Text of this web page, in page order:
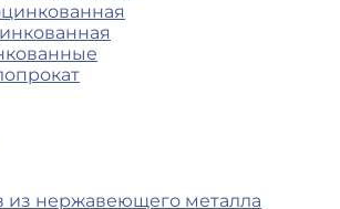
из нержавеющего металла